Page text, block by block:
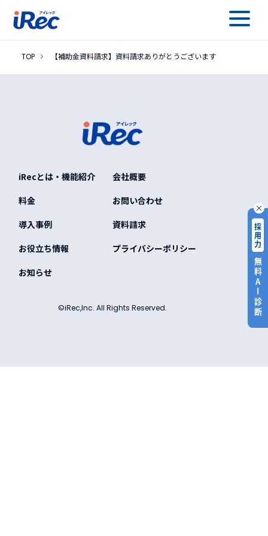
【補助金資料請求】資料請求ありがとうございます
TOP 【補助金資料請求】資料請求ありがとうございます
©iRec,Inc. All Rights Reserved.
iRecとは・機能紹介
料金
導入事例
お役立ち情報
お知らせ
会社概要
お問い合わせ
資料請求
プライバシーポリシー